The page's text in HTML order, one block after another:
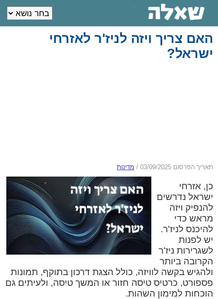
האם צריך ויזה לניז'ר לאזרחי
ישראל?
תאריך הפרסום 03/09/2025 / מדינות
כן, אזרחי
ישראל נדרשים
להנפיק ויזה
מראש כדי
להיכנס לניז'ר.
יש לפנות
לשגרירות ניז'ר
הקרובה ביותר
ולהגיש בקשה לוויזה, כולל הצגת דרכון בתוקף, תמונות
פספורט, כרטיס טיסה חזור או המשך טיסה, ולעיתים גם
הוכחות למימון השהות.